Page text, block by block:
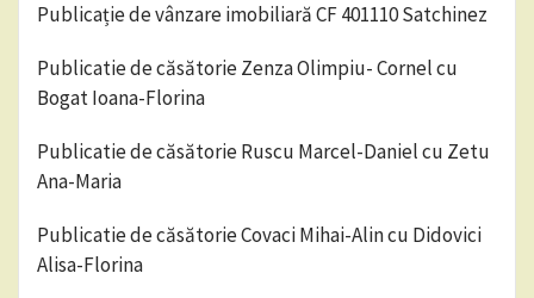
Publicație de vânzare imobiliară CF 401110 Satchinez
Publicatie de căsătorie Zenza Olimpiu- Cornel cu
Bogat Ioana-Florina
Publicatie de căsătorie Ruscu Marcel-Daniel cu Zetu
Ana-Maria
Publicatie de căsătorie Covaci Mihai-Alin cu Didovici
Alisa-Florina